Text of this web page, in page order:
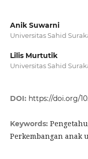
Anik Suwarni
Universitas Sahid
Lilis Murtutik
Universitas Sahid
DOI: https://doi.org/
Keywords:
Perkembangan anak